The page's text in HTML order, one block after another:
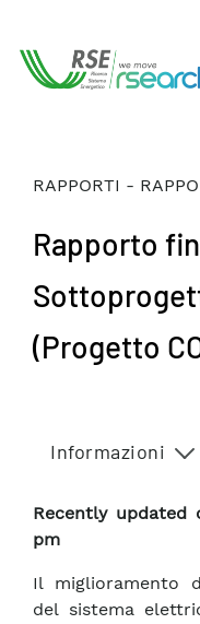
RAPPORTI -
Rapporto
(Progetto
Informazioni
Recently updated
pm
Il miglioramento
del sistema